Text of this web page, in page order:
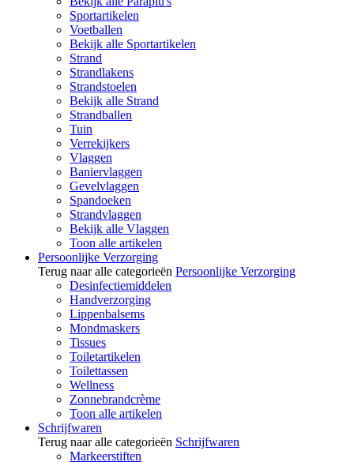
Sportartikelen
Voetballen
Bekijk alle Sportartikelen
Strand
Strandlakens
Strandstoelen
Bekijk alle Strand
Strandballen
Tuin
Verrekijkers
Vlaggen
Baniervlaggen
Gevelvlaggen
Spandoeken
Strandvlaggen
Bekijk alle Vlaggen
Toon alle artikelen
Persoonlijke Verzorging
Terug naar alle categorieën Persoonlijke Verzorging
Desinfectiemiddelen
Handverzorging
Lippenbalsems
Mondmaskers
Tissues
Toiletartikelen
Toilettassen
Wellness
Zonnebrandcrème
Toon alle artikelen
Schrijfwaren
Terug naar alle categorieën Schrijfwaren
Markeerstiften